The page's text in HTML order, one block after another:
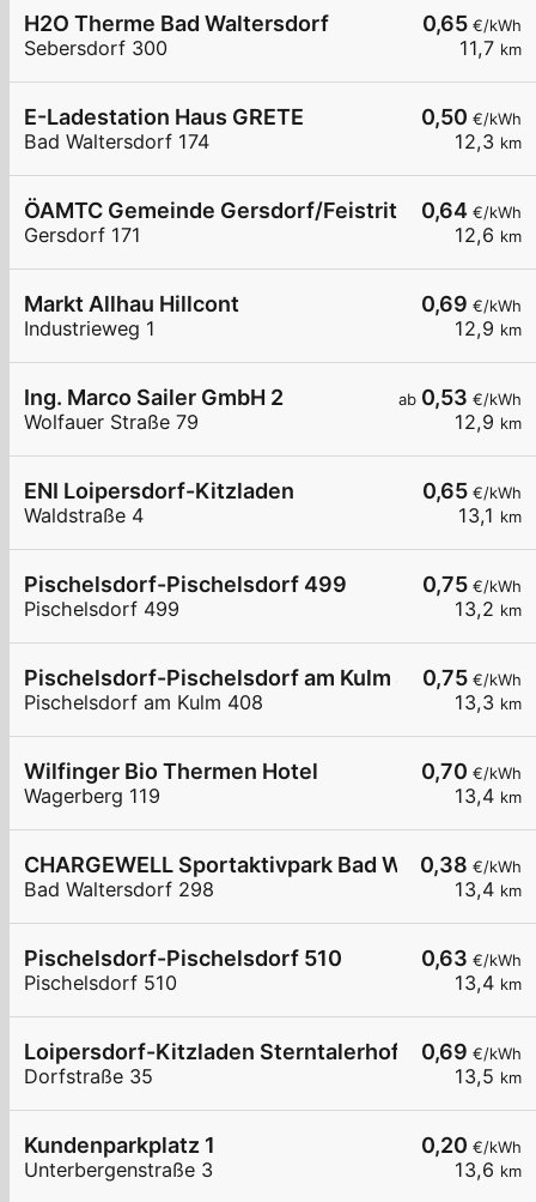
0,65 €/kWh
11,7 km
H2O Therme Bad Waltersdorf
Sebersdorf 300
0,50 €/kWh
12,3 km
E-Ladestation Haus GRETE
Bad Waltersdorf 174
0,64 €/kWh
12,6 km
ÖAMTC Gemeinde Gersdorf/Feistritz (DC)
Gersdorf 171
0,69 €/kWh
12,9 km
Markt Allhau Hillcont
Industrieweg 1
ab 0,53 €/kWh
12,9 km
Ing. Marco Sailer GmbH 2
Wolfauer Straße 79
0,65 €/kWh
13,1 km
ENI Loipersdorf-Kitzladen
Waldstraße 4
0,75 €/kWh
13,2 km
Pischelsdorf-Pischelsdorf 499
Pischelsdorf 499
0,75 €/kWh
13,3 km
Pischelsdorf-Pischelsdorf am Kulm 408
Pischelsdorf am Kulm 408
0,70 €/kWh
13,4 km
Wilfinger Bio Thermen Hotel
Wagerberg 119
0,38 €/kWh
13,4 km
CHARGEWELL Sportaktivpark Bad Waltersdorf
Bad Waltersdorf 298
0,63 €/kWh
13,4 km
Pischelsdorf-Pischelsdorf 510
Pischelsdorf 510
0,69 €/kWh
13,5 km
Loipersdorf-Kitzladen Sterntalerhof
Dorfstraße 35
0,20 €/kWh
13,6 km
Kundenparkplatz 1
Unterbergenstraße 3